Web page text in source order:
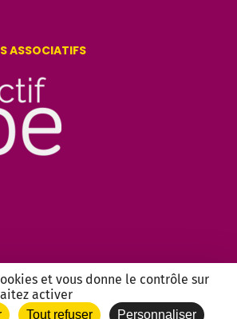
et vous donne le contrôle sur
activer
Tout refuser Personnaliser
ASSOCIATIFS